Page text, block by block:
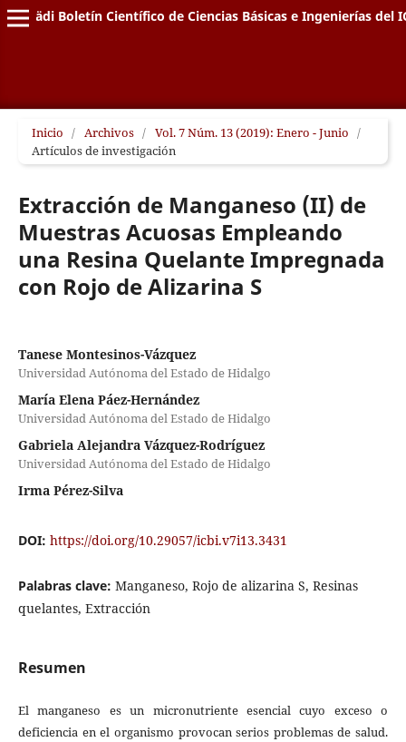
Pädi Boletín Científico de Ciencias Básicas e Ingenierías del
Inicio / Archivos / Vol. 7 Núm. 13 (2019): Enero - Junio /
Artículos de investigación
Extracción de Manganeso (II) de
Muestras Acuosas Empleando
una Resina Quelante Impregnada
con Rojo de Alizarina S
Tanese Montesinos-Vázquez
Universidad Autónoma del Estado de Hidalgo
María Elena Páez-Hernández
Universidad Autónoma del Estado de Hidalgo
Gabriela Alejandra Vázquez-Rodríguez
Universidad Autónoma del Estado de Hidalgo
Irma Pérez-Silva
DOI: https://doi.org/10.29057/icbi.v7i13.3431
Palabras clave: Manganeso, Rojo de alizarina S, Resinas
quelantes, Extracción
Resumen
El manganeso es un micronutriente esencial cuyo exceso o
deficiencia en el organismo provocan serios problemas de salud.